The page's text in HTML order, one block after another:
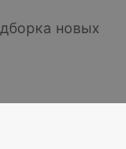
новых